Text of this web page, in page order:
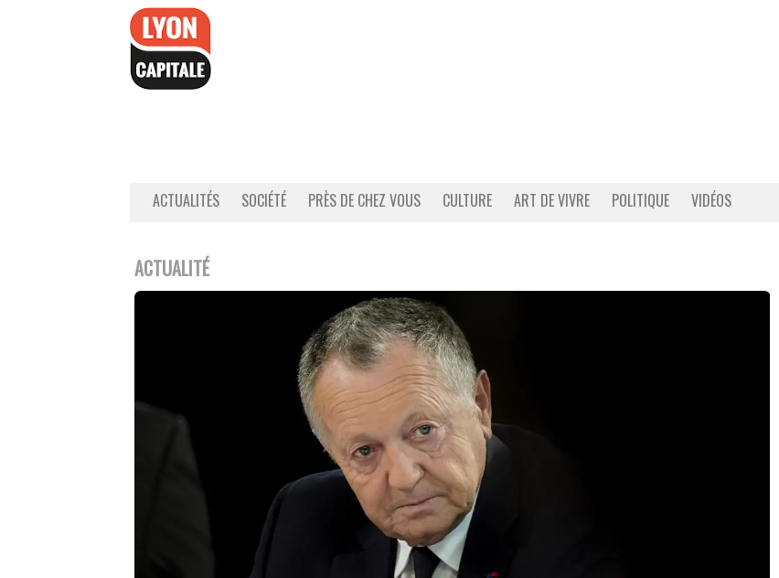
ACTUALITÉS SOCIÉTÉ PRÈS DE CHEZ VOUS CULTURE ART DE VIVRE POLITIQUE VIDÉOS
ACTUALITÉ